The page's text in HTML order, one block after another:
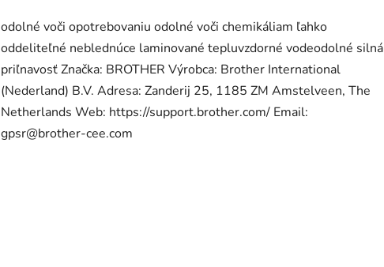
odolné voči opotrebovaniu odolné voči chemikáliam ľahko
oddeliteľné neblednúce laminované tepluvzdorné vodeodolné silná
priľnavosť Značka: BROTHER Výrobca: Brother International
(Nederland) B.V. Adresa: Zanderij 25, 1185 ZM Amstelveen, The
Netherlands Web: https://support.brother.com/ Email:
gpsr@brother-cee.com